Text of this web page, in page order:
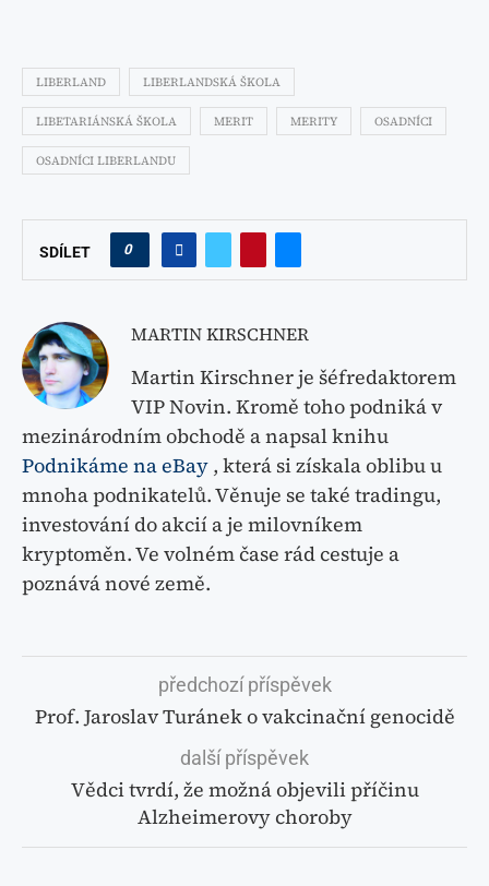
LIBERLAND LIBERLANDSKÁ ŠKOLA
LIBETARIÁNSKÁ ŠKOLA MERIT MERITY OSADNÍCI
OSADNÍCI LIBERLANDU
SDÍLET 0
MARTIN KIRSCHNER
Martin Kirschner je šéfredaktorem
VIP Novin. Kromě toho podniká v
mezinárodním obchodě a napsal knihu
Podnikáme na eBay , která si získala oblibu u
mnoha podnikatelů. Věnuje se také tradingu,
investování do akcií a je milovníkem
kryptoměn. Ve volném čase rád cestuje a
poznává nové země.
předchozí příspěvek
Prof. Jaroslav Turánek o vakcinační genocidě
další příspěvek
Vědci tvrdí, že možná objevili příčinu
Alzheimerovy choroby